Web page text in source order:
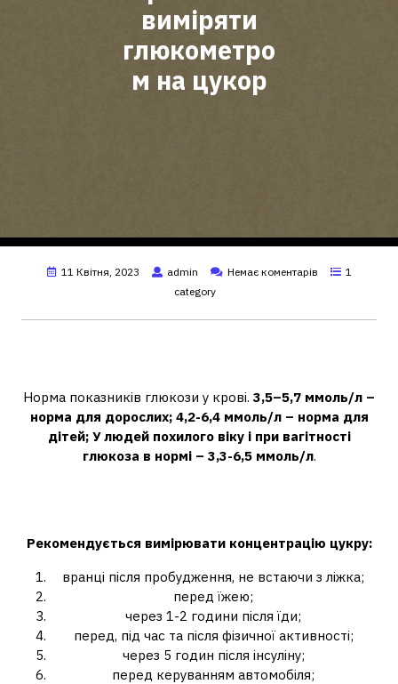
виміряти
глюкометро
м на цукор
11 Квітня, 2023 admin Немає коментарів
1
category
Норма показників глюкози у крові. 3,5–5,7 ммоль/л –
норма для дорослих; 4,2-6,4 ммоль/л – норма для
дітей; У людей похилого віку і при вагітності
глюкоза в нормі – 3,3-6,5 ммоль/л.
Рекомендується вимірюватиконцентрацію цукру:
вранці після пробудження, не встаючи з ліжка;
перед їжею;
через 1-2 години після їди;
перед, під час та після фізичної активності;
через 5 годин після інсуліну;
перед керуванням автомобіля;